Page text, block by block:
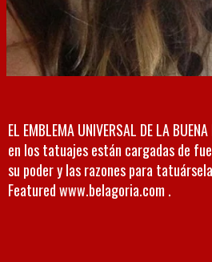
EL EMBLEMA UNIVERSAL DE LA
en los tatuajes están cargadas de
su poder y las razones para
Featured www.belagoria.com .